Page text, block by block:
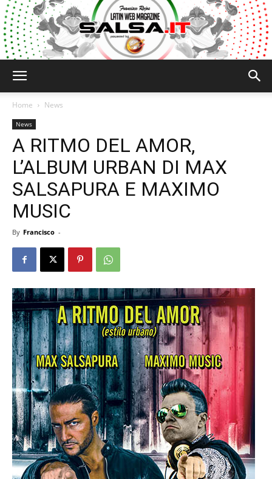
Home News
News
A RITMO DEL AMOR,
L’ALBUM URBAN DI MAX
SALSAPURA E MAXIMO
MUSIC
By Francisco -